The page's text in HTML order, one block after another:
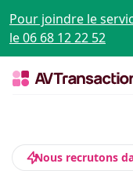
Pour joindre le
le 06 68 12 22 52
Nous recrutons